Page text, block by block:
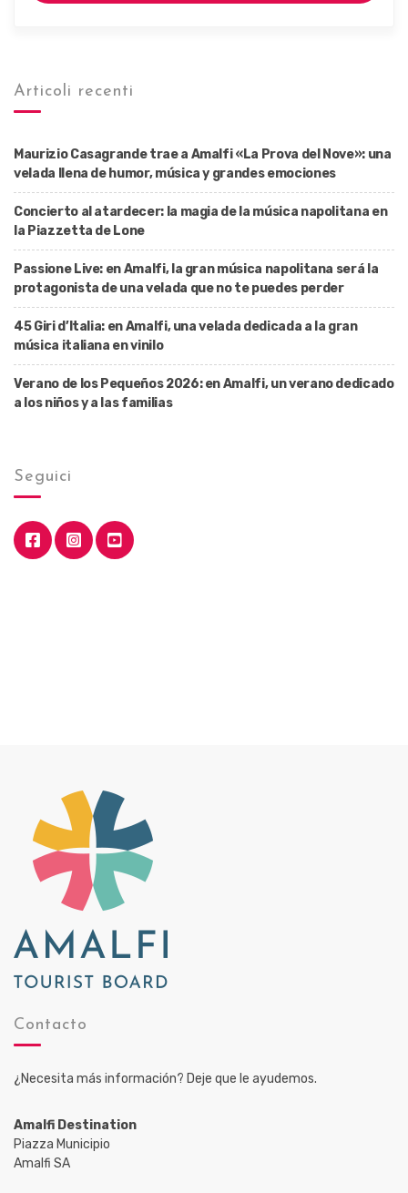
Articoli recenti
Maurizio Casagrande trae a Amalfi «La Prova del Nove»: una
velada llena de humor, música y grandes emociones
Concierto al atardecer: la magia de la música napolitana en
la Piazzetta de Lone
Passione Live: en Amalfi, la gran música napolitana será la
protagonista de una velada que no te puedes perder
45 Giri d’Italia: en Amalfi, una velada dedicada a la gran
música italiana en vinilo
Verano de los Pequeños 2026: en Amalfi, un verano dedicado
a los niños y a las familias
Seguici
Contacto
¿Necesita más información? Deje que le ayudemos.
Amalfi Destination
Piazza Municipio
Amalfi SA